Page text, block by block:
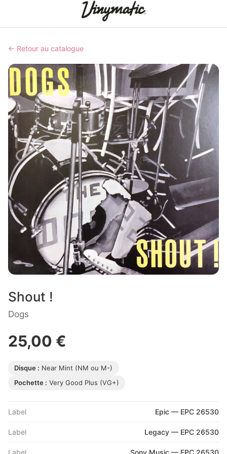
← Retour au catalogue
Shout !
Dogs
25,00 €
Disque : Near Mint (NM ou M-)
Pochette : Very Good Plus (VG+)
Label Epic — EPC 26530
Label Legacy — EPC 26530